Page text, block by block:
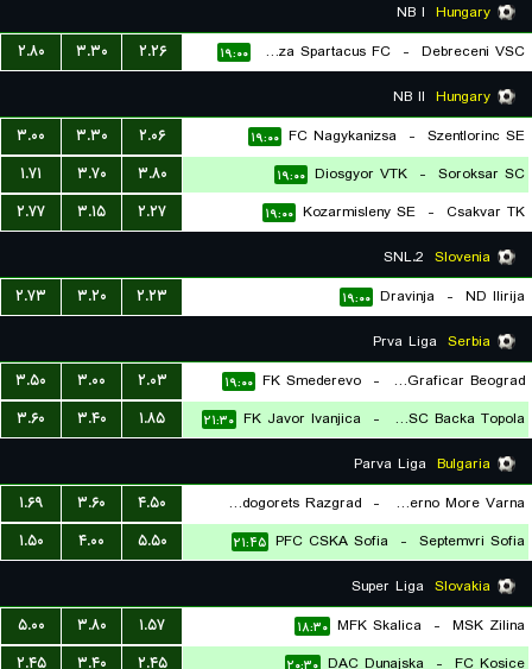
Hungary
Debreceni VSC
-
Nyiregyhaza Spartacus FC ۱۹:۰۰ ۲.۲۶ ۳.۳۰
۲.۸۰
Hungary
Szentlorinc SE
-
FC Nagykanizsa ۱۹:۰۰ ۲.۰۶ ۳.۳۰
۳.۰۰
Soroksar SC
-
Diosgyor VTK ۱۹:۰۰ ۳.۸۰ ۳.۷۰
۱.۷۱
Csakvar TK
-
Kozarmisleny SE ۱۹:۰۰ ۲.۲۷ ۳.۱۵
۲.۷۷
Slovenia
ND Ilirija
-
Dravinja ۱۹:۰۰ ۲.۲۳ ۳.۲۰
۲.۷۳
Serbia
FK Graficar Beograd
-
FK Smederevo ۱۹:۰۰ ۲.۰۳ ۳.۰۰
۳.۵۰
FK TSC Backa Topola
-
FK Javor Ivanjica ۲۱:۳۰ ۱.۸۵ ۳.۴۰
۳.۶۰
Bulgaria
PFC Cherno More Varna
-
PFC Ludogorets Razgrad
۱۹:۳۰
۴.۵۰ ۳.۶۰
۱.۶۹
Septemvri Sofia
-
PFC CSKA Sofia ۲۱:۴۵ ۵.۵۰ ۴.۰۰
۱.۵۰
Slovakia
MSK Zilina
-
MFK Skalica ۱۸:۳۰ ۱.۵۷ ۳.۸۰
۵.۰۰
FC Kosice
-
DAC Dunajska ۲.۴۵ ۳.۴۰ ۲.۴۵